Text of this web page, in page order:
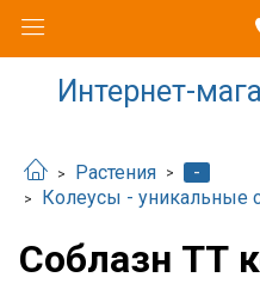
Интернет-
Растения
-
Колеусы - уникальные
Соблазн ТТ